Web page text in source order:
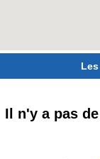
Il n'y a pas